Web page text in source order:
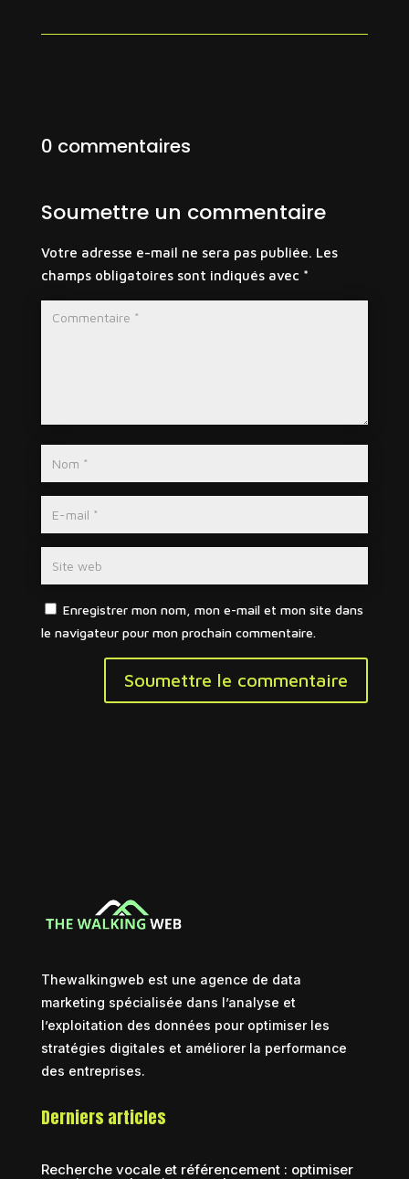
0 commentaires
Soumettre un commentaire
Votre adresse e-mail ne sera pas publiée. Les
champs obligatoires sont indiqués avec *
Enregistrer mon nom, mon e-mail et mon site dans
le navigateur pour mon prochain commentaire.
Soumettre le commentaire
Thewalkingweb est une agence de data
marketing spécialisée dans l’analyse et
l’exploitation des données pour optimiser les
stratégies digitales et améliorer la performance
des entreprises.
Derniers articles
Recherche vocale et référencement : optimiser